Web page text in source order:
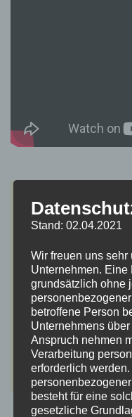
Stand: 02.04.2021
Wir freuen uns sehr
Unternehmen. Eine
grundsätzlich ohne
betroffene Person
Unternehmens
Anspruch nehmen
Verarbeitung
erforderlich
besteht für eine
gesetzliche